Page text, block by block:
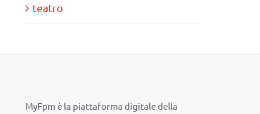
teatro
MyFpm è la piattaforma digitale della